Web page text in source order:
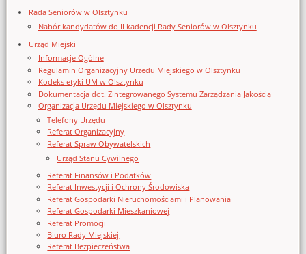
Rada Seniorów w Olsztynku
Nabór kandydatów do II kadencji Rady Seniorów w Olsztynku
Urząd Miejski
Informacje Ogólne
Regulamin Organizacyjny Urzedu Miejskiego w Olsztynku
Kodeks etyki UM w Olsztynku
Dokumentacja dot. Zintegrowanego Systemu Zarządzania Jakością
Organizacja Urzędu Miejskiego w Olsztynku
Telefony Urzędu
Referat Organizacyjny
Referat Spraw Obywatelskich
Urząd Stanu Cywilnego
Referat Finansów i Podatków
Referat Inwestycji i Ochrony Środowiska
Referat Gospodarki Nieruchomościami i Planowania
Referat Gospodarki Mieszkaniowej
Referat Promocji
Biuro Rady Miejskiej
Referat Bezpieczeństwa